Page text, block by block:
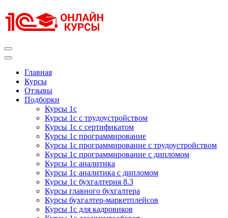
к
содержимому
Главная
Курсы
Отзывы
Подборки
Курсы 1с
Курсы 1с с трудоустройством
Курсы 1с с сертификатом
Курсы 1с программирование
Курсы 1с программирование с трудоустройством
Курсы 1с программирование с дипломом
Курсы 1с аналитика
Курсы 1с аналитика с дипломом
Курсы 1с бухгалтерия 8.3
Курсы главного бухгалтера
Курсы бухгалтер-маркетплейсов
Курсы 1с для кадровиков